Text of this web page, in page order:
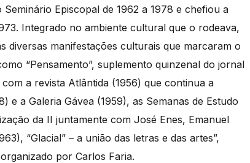
Episcopal de 1962 a 1978 e chefiou a
Integrado no ambiente cultural que o rodeava,
manifestações culturais que marcaram o
“Pensamento”, suplemento quinzenal do jornal
a revista Atlântida (1956) que continua a
e a Galeria Gávea (1959), as Semanas de Estudo
da II juntamente com José Enes, Emanuel
“Glacial” – a união das letras e das artes”,
por Carlos Faria.